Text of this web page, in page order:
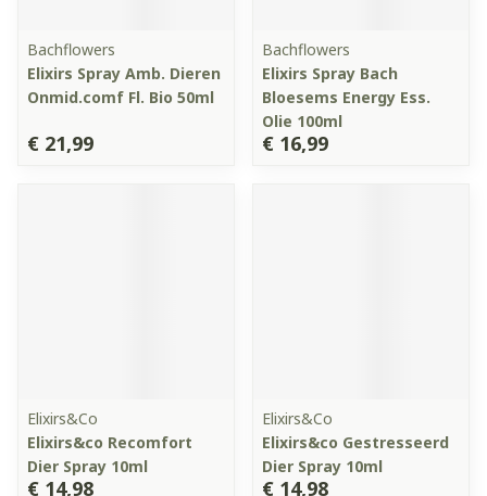
Bachflowers
Elixirs Spray Amb. Dieren
Onmid.comf Fl. Bio 50ml
€ 21,99
Bachflowers
Elixirs Spray Bach
Bloesems Energy Ess.
Olie 100ml
€ 16,99
Elixirs&Co
Elixirs&co Recomfort
Dier Spray 10ml
€ 14,98
Elixirs&Co
Elixirs&co Gestresseerd
Dier Spray 10ml
€ 14,98